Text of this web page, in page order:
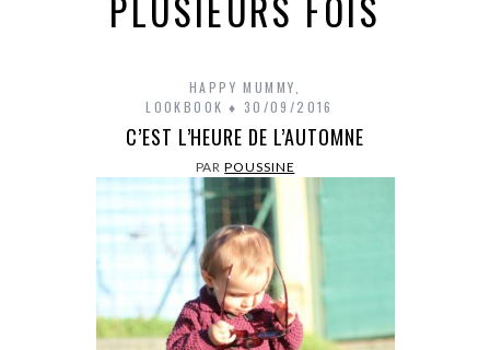
PLUSIEURS FOIS
HAPPY MUMMY
LOOKBOOK
30/09/2016
C’EST L’HEURE DE L’AUTOMNE
PARPOUSSINE